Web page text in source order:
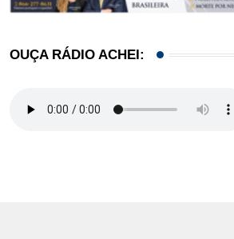
OUÇA RÁDIO ACHEI: